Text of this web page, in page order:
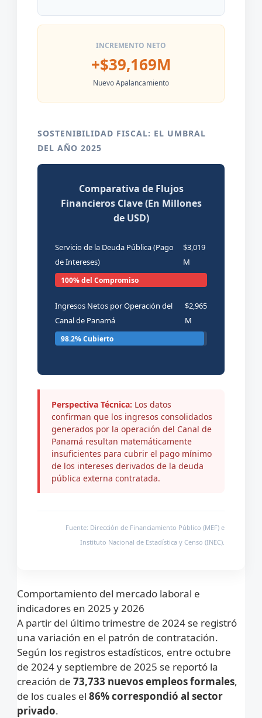
Ir
al
contenido
INCREMENTO NETO
+$39,169M
Nuevo Apalancamiento
SOSTENIBILIDAD FISCAL: EL UMBRAL
DEL AÑO 2025
Comparativa de Flujos
Financieros Clave (En Millones
de USD)
Servicio de la Deuda Pública (Pago
de Intereses)
$3,019
M
100% del Compromiso
Ingresos Netos por Operación del
Canal de Panamá
$2,965
M
98.2% Cubierto
Perspectiva Técnica: Los datos
confirman que los ingresos consolidados
generados por la operación del Canal de
Panamá resultan matemáticamente
insuficientes para cubrir el pago mínimo
de los intereses derivados de la deuda
pública externa contratada.
Fuente: Dirección de Financiamiento Público (MEF) e
Instituto Nacional de Estadística y Censo (INEC).
Comportamiento del mercado laboral e
indicadores en 2025 y 2026
A partir del último trimestre de 2024 se registró
una variación en el patrón de contratación.
Según los registros estadísticos, entre octubre
de 2024 y septiembre de 2025 se reportó la
creación de73,733 nuevos empleos formales,
de los cuales el86% correspondió al sector
privado.